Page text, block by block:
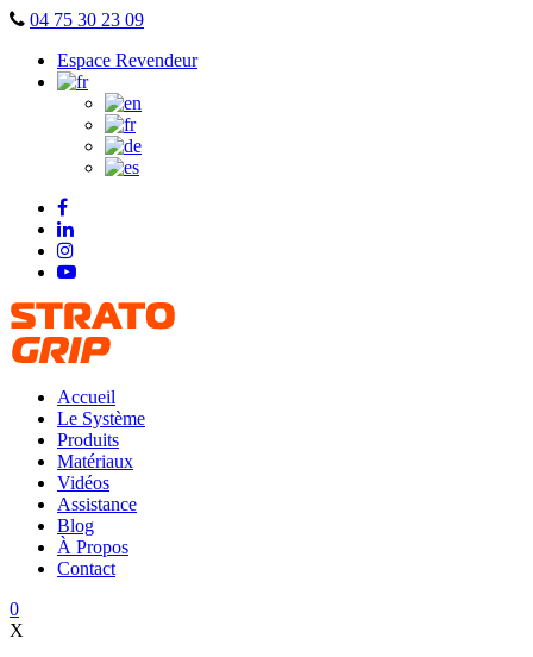
Skip
content
04 75 30 23 09
Espace Revendeur
Accueil
Le Système
Produits
Matériaux
Vidéos
Assistance
Blog
À Propos
Contact
0
X